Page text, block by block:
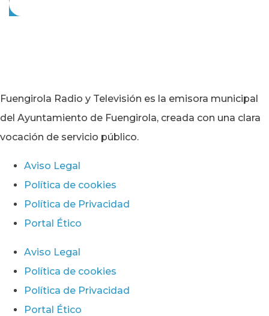
Fuengirola Radio y Televisión es la emisora municipal
del Ayuntamiento de Fuengirola, creada con una clara
vocación de servicio público.
Aviso Legal
Política de cookies
Política de Privacidad
Portal Ético
Aviso Legal
Política de cookies
Política de Privacidad
Portal Ético